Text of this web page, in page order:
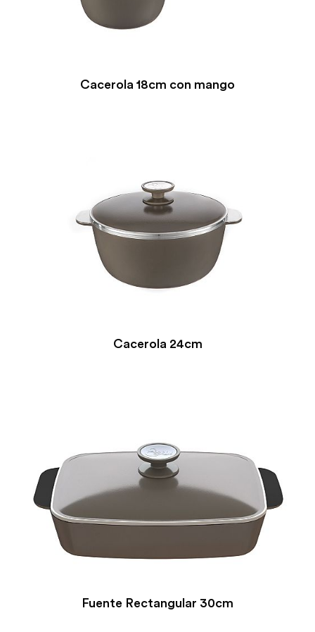
Cacerola 18cm con mango
Cacerola 24cm
Fuente Rectangular 30cm